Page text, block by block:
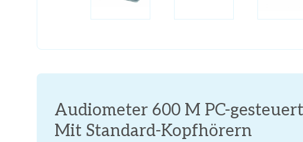
Audiometer 600 M PC-
Mit Standard-Kopfhörern